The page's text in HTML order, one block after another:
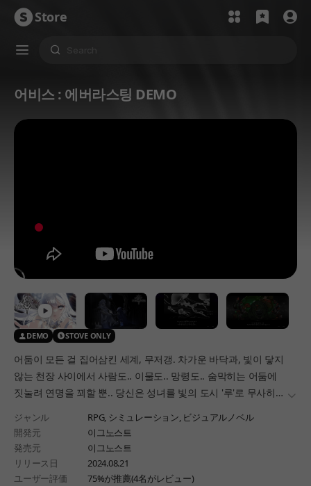
Store
어비스 : 에버라스팅 DEMO
DEMO STOVE ONLY
어둠이 모든 걸 집어삼킨 세계, 무저갱. 차가운 바닥과, 빛이 닿지
않는 천장 사이에서 사람도.. 이물도.. 망령도.. 숨막히는 어둠에
짓눌려 연명을 꾀할 뿐.. 당신은 성녀를 빛의 도시 '루'로 무사히
더
ジャンル RPG, シミュレーション, ビジュアルノベル
開発元
이그노스트
発売元
이그노스트
リリース日
2024.08.21
ユーザー評価
75%が推薦(4名がレビュー)